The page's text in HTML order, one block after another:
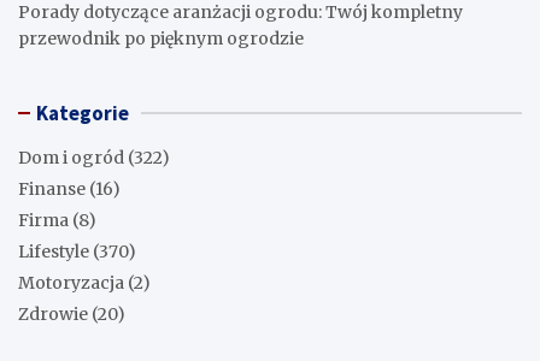
Porady dotyczące aranżacji ogrodu: Twój kompletny
przewodnik po pięknym ogrodzie
Kategorie
Dom i ogród (322)
Finanse (16)
Firma (8)
Lifestyle (370)
Motoryzacja (2)
Zdrowie (20)